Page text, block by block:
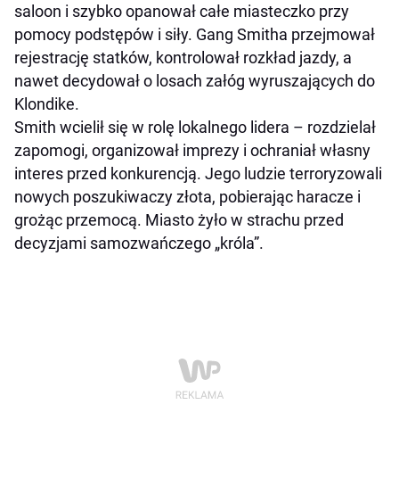
saloon i szybko opanował całe miasteczko przy
pomocy podstępów i siły. Gang Smitha przejmował
rejestrację statków, kontrolował rozkład jazdy, a
nawet decydował o losach załóg wyruszających do
Klondike.
Smith wcielił się w rolę lokalnego lidera – rozdzielał
zapomogi, organizował imprezy i ochraniał własny
interes przed konkurencją. Jego ludzie terroryzowali
nowych poszukiwaczy złota, pobierając haracze i
grożąc przemocą. Miasto żyło w strachu przed
decyzjami samozwańczego „króla”.